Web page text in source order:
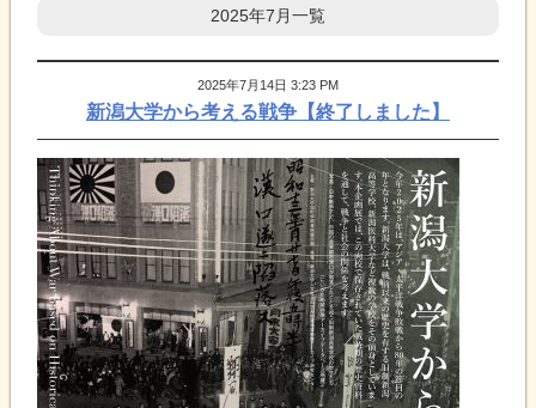
2025年7月一覧
2025年7月14日 3:23 PM
新潟大学から考える戦争【終了しました】